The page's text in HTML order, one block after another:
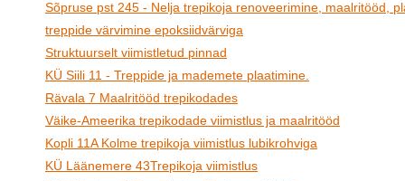
Sõpruse pst 245 - Nelja trepikoja renoveerimine, maalritööd,
treppide värvimine epoksiidvärviga
Struktuurselt viimistletud pinnad
KÜ Siili 11 - Treppide ja mademete plaatimine.
Rävala 7 Maalritööd trepikodades
Väike-Ameerika trepikodade viimistlus ja maalritööd
Kopli 11A Kolme trepikoja viimistlus lubikrohviga
KÜ Läänemere 43Trepikoja viimistlus